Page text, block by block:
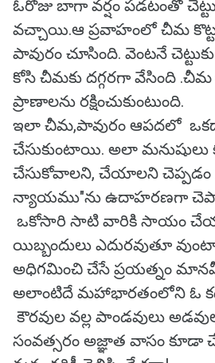
ఓరోజు బాగా వర్షం పడటంతో చెట్టు
వచ్చాయి.ఆ ప్రవాహంలో చీమ
పావురం చూసింది. వెంటనే చెట్టుకు
కోసి చీమకు దగ్గరగా వేసింది .చీమ
ప్రాణాలను రక్షించుకుంటుంది.
ఇలా చీమ,పావురం ఆపదలో
చేసుకుంటాయి. అలా
చేసుకోవాలని, చేయాలని చెప్పడం
న్యాయము"ను ఉదాహరణగా
ఒకోసారి సాటి వారికి సాయం
యిబ్బందులు ఎదురవుతూ
అధిగమించి చేసే ప్రయత్నం
అలాంటిదే మహాభారతంలోని ఓ
కౌరవుల వల్ల పాండవులు
సంవత్సరం అజ్ఞాత వాసం